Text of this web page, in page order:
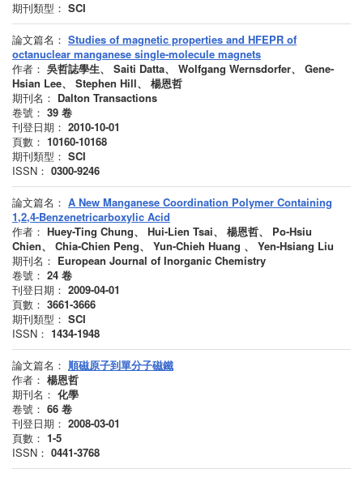
期刊類型： SCI
論文篇名： Studies of magnetic properties and HFEPR of
octanuclear manganese single-molecule magnets
作者： 吳哲誌學生、 Saiti Datta、 Wolfgang Wernsdorfer、 Gene-
Hsian Lee、 Stephen Hill、 楊恩哲
期刊名： Dalton Transactions
卷號： 39 卷
刊登日期： 2010-10-01
頁數： 10160-10168
期刊類型： SCI
ISSN： 0300-9246
論文篇名： A New Manganese Coordination Polymer Containing
1,2,4-Benzenetricarboxylic Acid
作者： Huey-Ting Chung、 Hui-Lien Tsai、 楊恩哲、 Po-Hsiu
Chien、 Chia-Chien Peng、 Yun-Chieh Huang 、 Yen-Hsiang Liu
期刊名： European Journal of Inorganic Chemistry
卷號： 24 卷
刊登日期： 2009-04-01
頁數： 3661-3666
期刊類型： SCI
ISSN： 1434-1948
論文篇名： 順磁原子到單分子磁鐵
作者： 楊恩哲
期刊名： 化學
卷號： 66 卷
刊登日期： 2008-03-01
頁數： 1-5
ISSN： 0441-3768